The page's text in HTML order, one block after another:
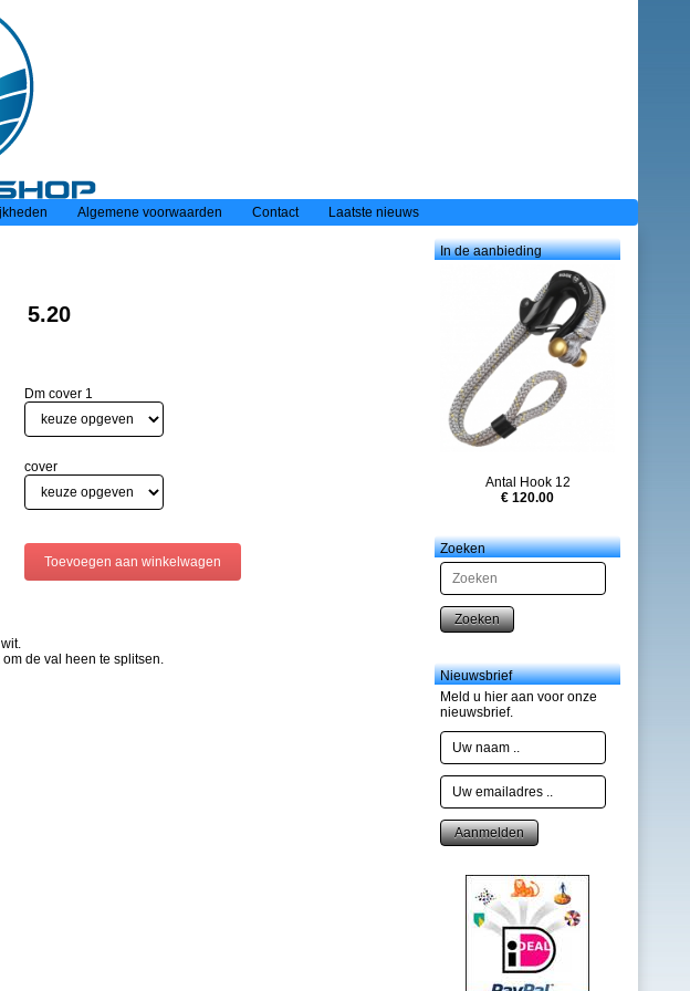
Algemene voorwaarden Contact Laatste nieuws
5.20
Dm cover 1
cover
de val heen te splitsen.
In de aanbieding
Antal Hook 12
€ 120.00
Zoeken
Zoeken
Nieuwsbrief
Meld u hier aan voor onze
nieuwsbrief.